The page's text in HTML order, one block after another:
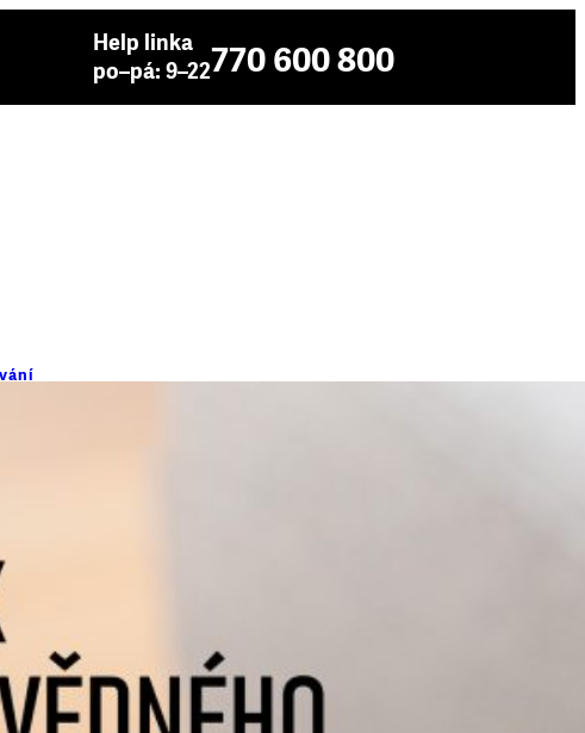
Help linka
po–pá: 9–22770 600 800